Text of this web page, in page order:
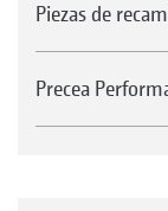
Piezas de
Precea